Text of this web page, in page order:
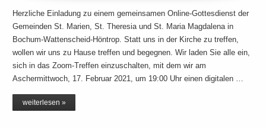
Herzliche Einladung zu einem gemeinsamen Online-Gottesdienst der
Gemeinden St. Marien, St. Theresia und St. Maria Magdalena in
Bochum-Wattenscheid-Höntrop. Statt uns in der Kirche zu treffen,
wollen wir uns zu Hause treffen und begegnen. Wir laden Sie alle ein,
sich in das Zoom-Treffen einzuschalten, mit dem wir am
Aschermittwoch, 17. Februar 2021, um 19:00 Uhr einen digitalen …
weiterlesen »